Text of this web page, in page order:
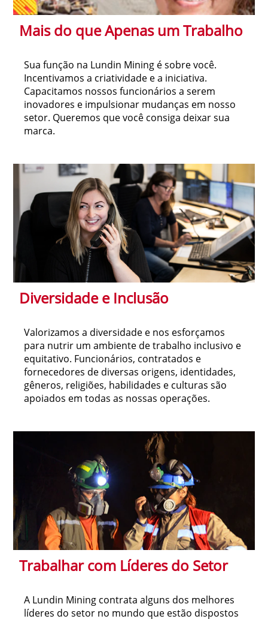
Mais do que Apenas um Trabalho
Sua função na Lundin Mining é sobre você.
Incentivamos a criatividade e a iniciativa.
Capacitamos nossos funcionários a serem
inovadores e impulsionar mudanças em nosso
setor. Queremos que você consiga deixar sua
marca.
Diversidade e Inclusão
Valorizamos a diversidade e nos esforçamos
para nutrir um ambiente de trabalho inclusivo e
equitativo. Funcionários, contratados e
fornecedores de diversas origens, identidades,
gêneros, religiões, habilidades e culturas são
apoiados em todas as nossas operações.
Trabalhar com Líderes do Setor
A Lundin Mining contrata alguns dos melhores
líderes do setor no mundo que estão dispostos